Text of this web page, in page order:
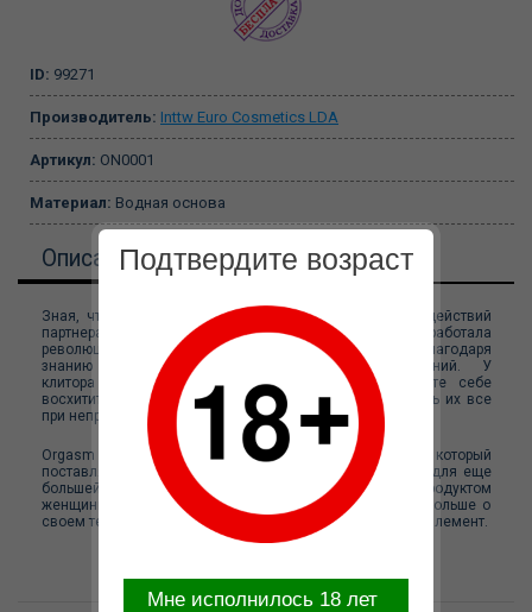
ID: 99271
Производитель: Inttw Euro Cosmetics LDA
Артикул: ON0001
Материал: Водная основа
Описание
Зная, что 80% женщин не достигают оргазма из-за действий
партнера или просто своего тела, INTT разработала
революционный продукт, способный вызывать оргазм благодаря
знанию мест удовольствия и неизведанных ощущений. У
клитора более 8000 нервных окончаний, представьте себе
восхитительный гель, который заставит вас чувствовать их все
при непрерывной стимуляции.
Orgasm Now - гель для возбуждения для женщин, который
поставляется в тюбике с вибрирующим наконечником для еще
большей стимуляции интимной зоны. С этим продуктом
женщины смогут довести себя до оргазма и узнать больше о
своем теле. В тюбик встроен не перезаряжаемый виброэлемент.
Подтвердите возраст
Mне исполнилось 18 лет